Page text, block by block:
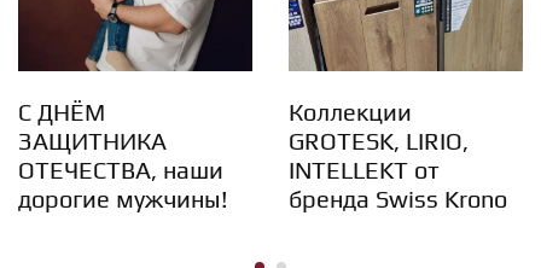
С ДНЁМ
ЗАЩИТНИКА
ОТЕЧЕСТВА, наши
дорогие мужчины!
Коллекции
GROTESK, LIRIO,
INTELLEKT от
бренда Swiss Krono